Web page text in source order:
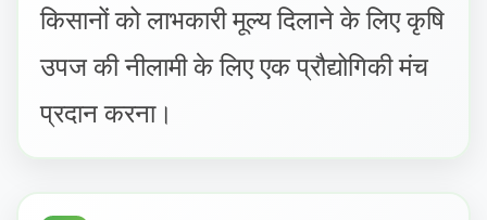
किसानों को लाभकारी मूल्य दिलाने के लिए कृषि
उपज की नीलामी के लिए एक प्रौद्योगिकी मंच
प्रदान करना।